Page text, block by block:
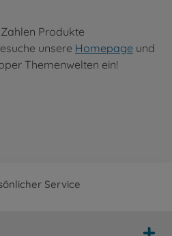
Produkte
unsere Homepage und
Themenwelten ein!
Hersteller Shop
Service
ab 25€
Lieferung